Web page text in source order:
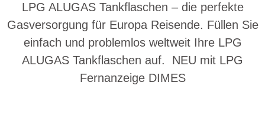
LPG ALUGAS Tankflaschen – die perfekte
Gasversorgung für Europa Reisende. Füllen Sie
einfach und problemlos weltweit Ihre LPG
ALUGAS Tankflaschen auf. NEU mit LPG
Fernanzeige DIMES